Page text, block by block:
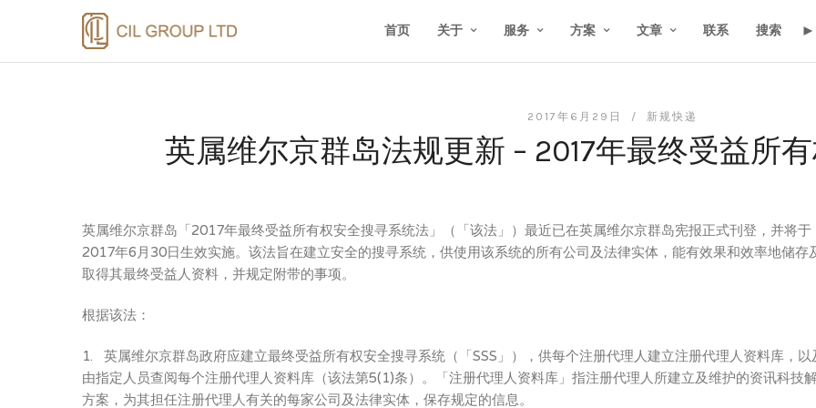
首页 关于 服务 方案 文章 联系 搜索
2017年6月29日 / 新规快递
英属维尔京群岛法规更新 – 2017年最终受益所
英属维尔京群岛「2017年最终受益所有权安全搜寻系统法」（「该法」）最近已在英属维尔京群岛宪报正式刊登，并将于
2017年6月30日生效实施。该法旨在建立安全的搜寻系统，供使用该系统的所有公司及法律实体，能有效果和效率地储存
取得其最终受益人资料，并规定附带的事项。
根据该法：
1. 英属维尔京群岛政府应建立最终受益所有权安全搜寻系统（「SSS」），供每个注册代理人建立注册代理人资料库，以
由指定人员查阅每个注册代理人资料库（该法第5(1)条）。「注册代理人资料库」指注册代理人所建立及维护的资讯科技
方案，为其担任注册代理人有关的每家公司及法律实体，保存规定的信息。